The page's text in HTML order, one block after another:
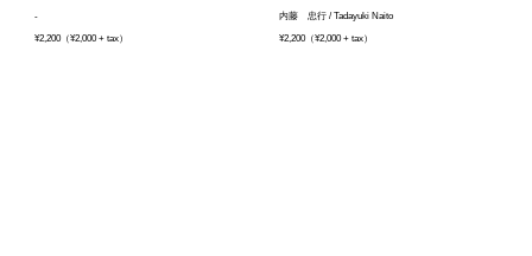
-
¥2,200（¥2,000 + tax）
内藤 忠行 / Tadayuki Naito
¥2,200（¥2,000 + tax）